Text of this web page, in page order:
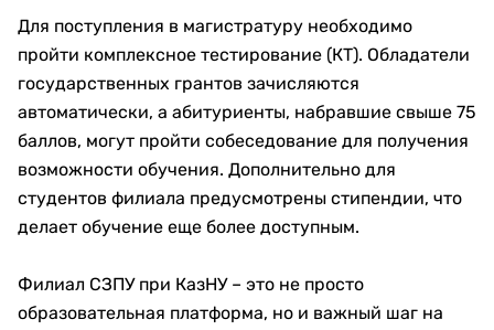
Для поступления в магистратуру необходимо
пройти комплексное тестирование (КТ). Обладатели
государственных грантов зачисляются
автоматически, а абитуриенты, набравшие свыше 75
баллов, могут пройти собеседование для получения
возможности обучения. Дополнительно для
студентов филиала предусмотрены стипендии, что
делает обучение еще более доступным.
Филиал СЗПУ при КазНУ – это не просто
образовательная платформа, но и важный шаг на